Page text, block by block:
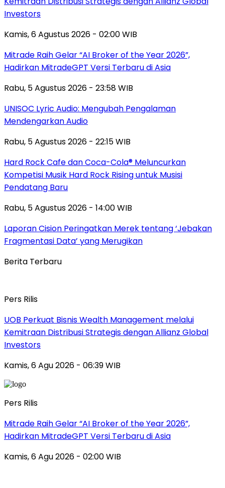
Investors
Kamis, 6 Agustus 2026 - 02:00 WIB
Mitrade Raih Gelar “AI Broker of the Year 2026”,
Hadirkan MitradeGPT Versi Terbaru di Asia
Rabu, 5 Agustus 2026 - 23:58 WIB
UNISOC Lyric Audio: Mengubah Pengalaman
Mendengarkan Audio
Rabu, 5 Agustus 2026 - 22:15 WIB
Hard Rock Cafe dan Coca-Cola® Meluncurkan
Kompetisi Musik Hard Rock Rising untuk Musisi
Pendatang Baru
Rabu, 5 Agustus 2026 - 14:00 WIB
Laporan Cision Peringatkan Merek tentang ‘Jebakan
Fragmentasi Data’ yang Merugikan
Berita Terbaru
Pers Rilis
UOB Perkuat Bisnis Wealth Management melalui
Kemitraan Distribusi Strategis dengan Allianz Global
Investors
Kamis, 6 Agu 2026 - 06:39 WIB
Pers Rilis
Mitrade Raih Gelar “AI Broker of the Year 2026”,
Hadirkan MitradeGPT Versi Terbaru di Asia
Kamis, 6 Agu 2026 - 02:00 WIB